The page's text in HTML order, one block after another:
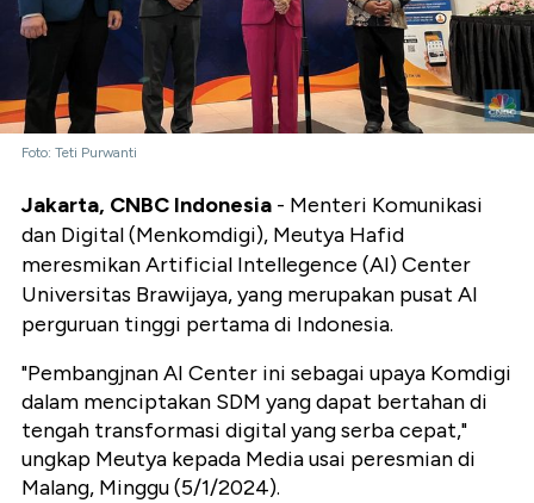
Foto: Teti Purwanti
Jakarta, CNBC Indonesia - Menteri Komunikasi
dan Digital (Menkomdigi), Meutya Hafid
meresmikan Artificial Intellegence (AI) Center
Universitas Brawijaya, yang merupakan pusat AI
perguruan tinggi pertama di Indonesia.
"Pembangjnan AI Center ini sebagai upaya Komdigi
dalam menciptakan SDM yang dapat bertahan di
tengah transformasi digital yang serba cepat,"
ungkap Meutya kepada Media usai peresmian di
Malang, Minggu (5/1/2024).